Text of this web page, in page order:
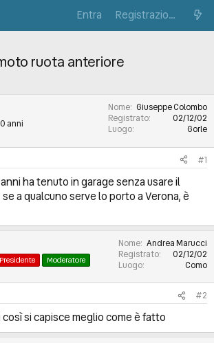
Entra Registrazione
ruota anteriore
anni
Nome Giuseppe Colombo
Registrato
02/12/02
Luogo
Gorle
#1
ha tenuto in garage senza usare il
a qualcuno serve lo porto a Verona, è
Presidente Moderatore
Nome Andrea Marucci
Registrato
02/12/02
Luogo
Como
#2
si capisce meglio come è fatto